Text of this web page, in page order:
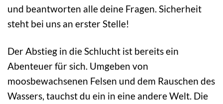
und beantworten alle deine Fragen. Sicherheit
steht bei uns an erster Stelle!
Der Abstieg in die Schlucht ist bereits ein
Abenteuer für sich. Umgeben von
moosbewachsenen Felsen und dem Rauschen des
Wassers, tauchst du ein in eine andere Welt. Die